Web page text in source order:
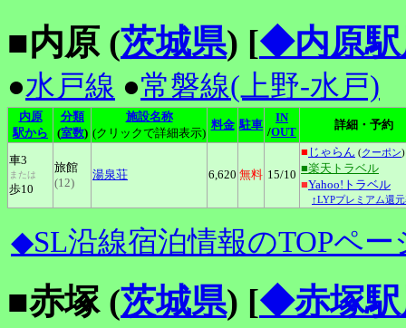
■内原 (茨城県) [◆内原駅
●水戸線 ●常磐線(上野-水戸)
内原
駅から
分類
(室数)
施設名称
(クリックで詳細表示)
料金 駐車
IN
/OUT
詳細・予約
車3
または
歩10
旅館
(12)
湯泉荘 6,620 無料 15/10
■ じゃらん (クーポン)
■楽天トラベル
■Yahoo!トラベル
↑LYPプレミアム還
◆SL沿線宿泊情報のTOPペー
■赤塚 (茨城県) [◆赤塚駅